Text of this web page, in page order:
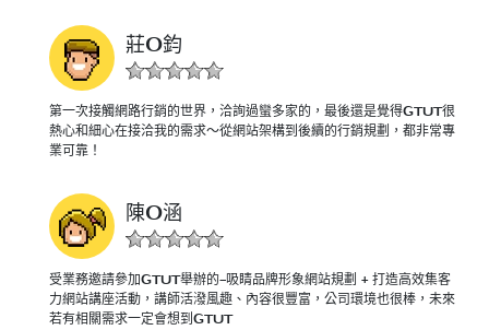
莊O鈞
第一次接觸網路行銷的世界，洽詢過蠻多家的，最後還是覺得GTUT很
熱心和細心在接洽我的需求～從網站架構到後續的行銷規劃，都非常專
業可靠！
陳O涵
受業務邀請參加GTUT舉辦的-吸睛品牌形象網站規劃 + 打造高效集客
力網站講座活動，講師活潑風趣、內容很豐富，公司環境也很棒，未來
若有相關需求一定會想到GTUT